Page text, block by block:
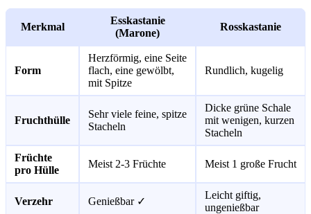
Merkmal
Esskastanie
(Marone)
Rosskastanie
Form
Herzförmig, eine Seite
flach, eine gewölbt,
mit Spitze
Rundlich, kugelig
Fruchthülle
Sehr viele feine, spitze
Stacheln
Dicke grüne Schale
mit wenigen, kurzen
Stacheln
Früchte
pro Hülle
Meist 2-3 Früchte Meist 1 große Frucht
Verzehr Genießbar ✓
Leicht giftig,
ungenießbar